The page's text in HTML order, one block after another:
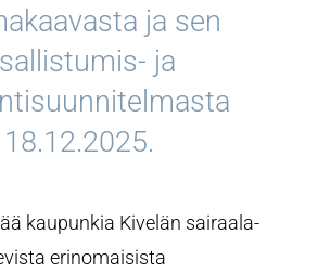
ja sen
ja
18.12.2025.
kaupunkia Kivelän sairaala-
erinomaisista